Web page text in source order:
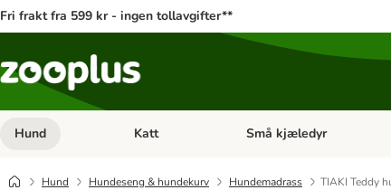
Fri frakt fra 599 kr - ingen tollavgifter**
Hund Åpne kategorimeny: Hund
Katt Åpne kategorimeny: Katt
Små kjæledyr
Hund Hundeseng & hundekurv Hundemadrass TIAKI Teddy